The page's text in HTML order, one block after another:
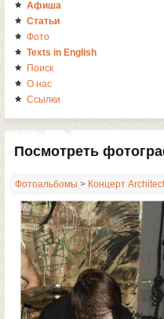
Афиша
Статьи
Фото
Texts in English
Поиск
О нас
Ссылки
Посмотреть
Фотоальбомы > Концерт